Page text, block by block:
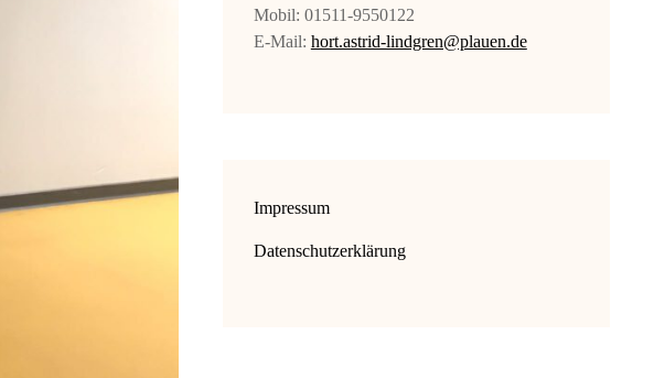
Mobil: 01511-9550122
E-Mail: hort.astrid-lindgren@plauen.de
Impressum
Datenschutzerklärung